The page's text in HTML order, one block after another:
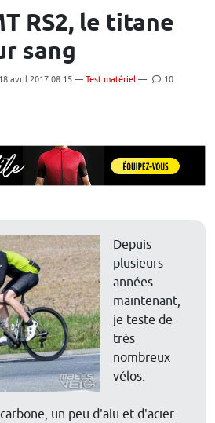
RS2, le titane
sang
avril 2017 08:15 — Test matériel — 10
Depuis
plusieurs
années
maintenant,
je teste de
très
nombreux
vélos.
un peu d'alu et d'acier.